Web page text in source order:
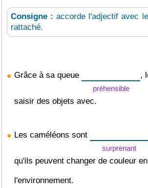
Consigne :accorde l'adjectif avec
rattaché.
Grâce à sa queue
préhensible
,
saisir des objets avec.
Les caméléons sont
surprenant
qu'ils peuvent changer de couleur
l'environnement.